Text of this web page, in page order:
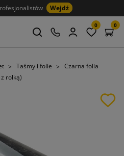
Wejdź
0 0
Taśmy i folie
Czarna folia
rolką)